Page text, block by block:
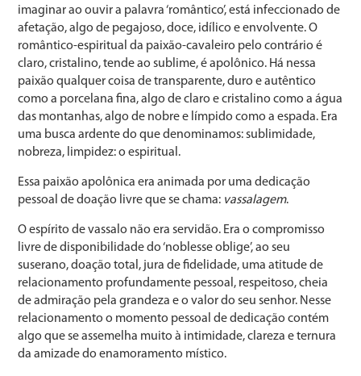
imaginar ao ouvir a palavra ‘romântico’, está infeccionado de
afetação, algo de pegajoso, doce, idílico e envolvente. O
romântico-espiritual da paixão-cavaleiro pelo contrário é
claro, cristalino, tende ao sublime, é apolônico. Há nessa
paixão qualquer coisa de transparente, duro e autêntico
como a porcelana fina, algo de claro e cristalino como a água
das montanhas, algo de nobre e límpido como a espada. Era
uma busca ardente do que denominamos: sublimidade,
nobreza, limpidez: o espiritual.
Essa paixão apolônica era animada por uma dedicação
pessoal de doação livre que se chama: vassalagem.
O espírito de vassalo não era servidão. Era o compromisso
livre de disponibilidade do ‘noblesse oblige’, ao seu
suserano, doação total, jura de fidelidade, uma atitude de
relacionamento profundamente pessoal, respeitoso, cheia
de admiração pela grandeza e o valor do seu senhor. Nesse
relacionamento o momento pessoal de dedicação contém
algo que se assemelha muito à intimidade, clareza e ternura
da amizade do enamoramento místico.